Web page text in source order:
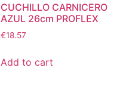
CUCHILLO CARNICERO
AZUL 26cm PROFLEX
€18.57
Add to cart